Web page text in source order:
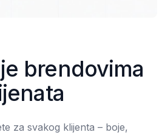
brendovima
za svakog klijenta – boje,